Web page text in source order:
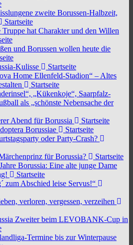
zweite Borussen-Halbzeit,
Startseite
Truppe hat Charakter und den Willen
und Borussen wollen heute die
Kulisse
Startseite
Home Ellenfeld-Stadion“ – Altes
Startseite
„Kükenkoje“, Saarpfalz-
als „schönste Nebensache der
Abend für Borussia
Startseite
Borussiae
Startseite
oder Party-Crash?
für Borussia?
Startseite
Borussia: Eine alte junge Dame
Startseite
zum Abschied leise Servus!“
verloren, vergessen, verzeihen
Zweiter beim LEVOBANK-Cup in
Termine bis zur Winterpause